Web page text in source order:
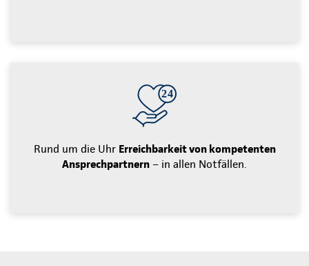
Rund um die Uhr Erreichbarkeit von kompetenten
Ansprechpartnern – in allen Notfällen.